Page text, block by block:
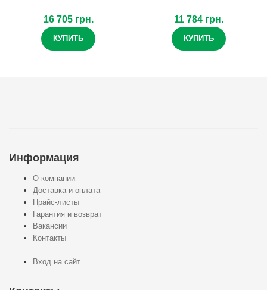
16 705 грн.
КУПИТЬ
11 784 грн.
КУПИТЬ
Информация
О компании
Доставка и оплата
Прайс-листы
Гарантия и возврат
Вакансии
Контакты
Вход на сайт